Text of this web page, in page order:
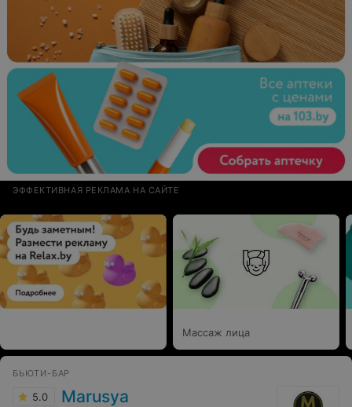
ЭФФЕКТИВНАЯ РЕКЛАМА НА САЙТЕ
Массаж лица
БЬЮТИ-БАР
5.0 Marusya